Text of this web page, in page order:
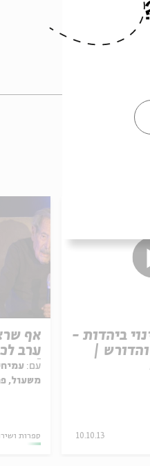
אף
ערב
עם:
משעול,
ספרות
ביהדות -
|
10.10.13